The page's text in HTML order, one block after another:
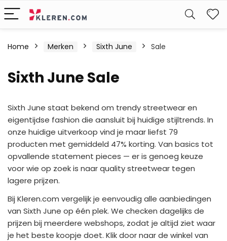
Home Merken Sixth June Sale
Sixth June Sale
Sixth June staat bekend om trendy streetwear en
eigentijdse fashion die aansluit bij huidige stijltrends. In
onze huidige uitverkoop vind je maar liefst 79
producten met gemiddeld 47% korting. Van basics tot
opvallende statement pieces — er is genoeg keuze
voor wie op zoek is naar quality streetwear tegen
lagere prijzen.
Bij Kleren.com vergelijk je eenvoudig alle aanbiedingen
van Sixth June op één plek. We checken dagelijks de
prijzen bij meerdere webshops, zodat je altijd ziet waar
je het beste koopje doet. Klik door naar de winkel van